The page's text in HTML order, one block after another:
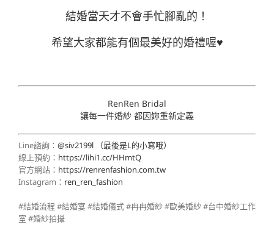
結婚當天才不會手忙腳亂的！
希望大家都能有個最美好的婚禮喔♥
RenRen Bridal
讓每一件婚紗 都因妳重新定義
Line諮詢： @siv2199l （最後是L的小寫哦）
線上預約： https://lihi1.cc/HHmtQ
官方網站： https://renrenfashion.com.tw
Instagram： ren_ren_fashion
#結婚流程 #結婚宴 #結婚儀式 #冉冉婚紗 #歐美婚紗 #台中婚紗工作
室 #婚紗拍攝